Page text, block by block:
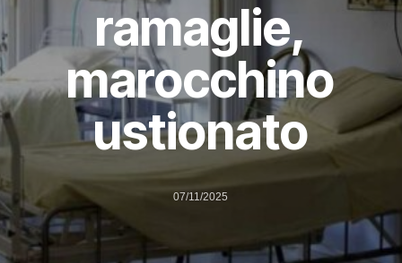
ramaglie,
marocchino
ustionato
07/11/2025